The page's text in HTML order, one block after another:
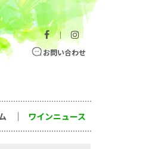
｜
お問い合わせ
ワインニュース